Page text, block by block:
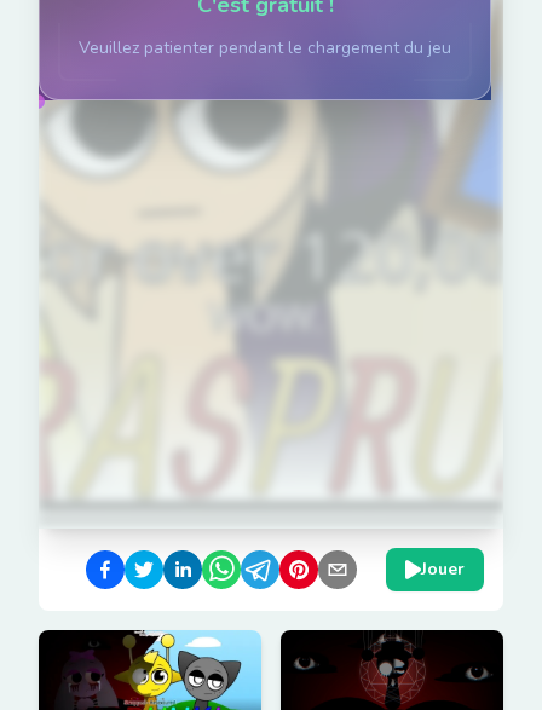
Veuillez patienter pendant le chargement du jeu
Jouer